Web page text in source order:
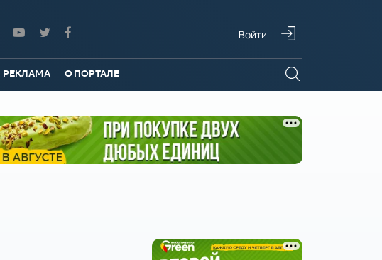
Войти
РЕКЛАМА О ПОРТАЛЕ